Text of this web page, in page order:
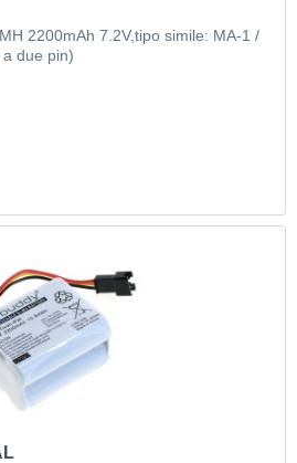
2200mAh 7.2V,tipo simile: MA-1 /
due pin)